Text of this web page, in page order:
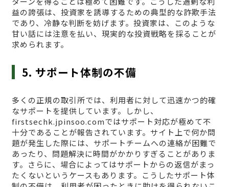
益の誇張は、投資家を誘導するための典型的な詐欺手法
であり、冷静な判断を妨げます。投資家は、このような
甘い話には注意を払い、現実的な投資戦略を採ることが
求められます。
5. サポート体制の不備
多くの正規の取引所では、利用者に対して迅速かつ的確
なサポートを提供しています。しかし、
firstsechk.jpinsoo.comではサポート対応が極めて不
十分であることが報告されています。サイト上で何か問
題が発生した際には、サポートチームへの連絡が困難で
あったり、問題解決に時間がかかりすぎることがありま
す。さらに、場合によってはサポートからの返信がまっ
たくないというケースもあります。こうしたサポート体